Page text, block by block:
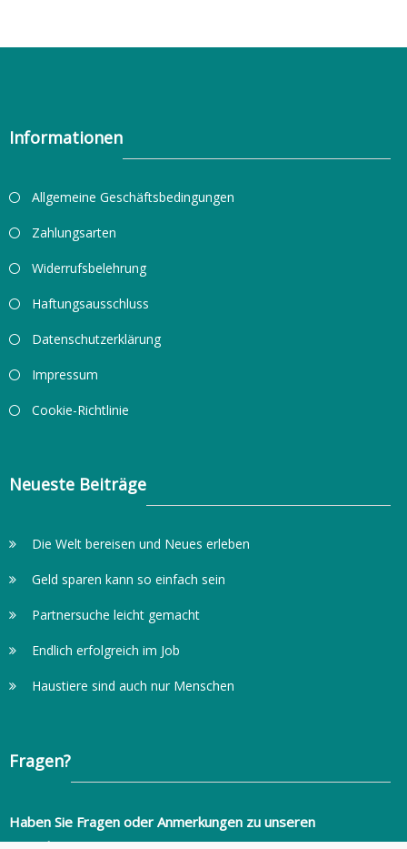
Informationen
Allgemeine Geschäftsbedingungen
Zahlungsarten
Widerrufsbelehrung
Haftungsausschluss
Datenschutzerklärung
Impressum
Cookie-Richtlinie
Neueste Beiträge
Die Welt bereisen und Neues erleben
Geld sparen kann so einfach sein
Partnersuche leicht gemacht
Endlich erfolgreich im Job
Haustiere sind auch nur Menschen
Fragen?
Haben Sie Fragen oder Anmerkungen zu unseren